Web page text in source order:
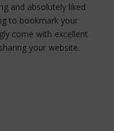
and absolutely liked
to bookmark your
come with excellent
your website.